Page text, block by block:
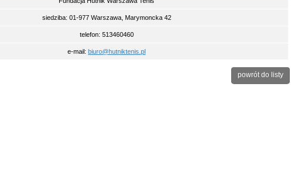
siedziba: 01-977 Warszawa, Marymoncka 42
telefon: 513460460
e-mail: biuro@hutniktenis.pl
powrót do listy